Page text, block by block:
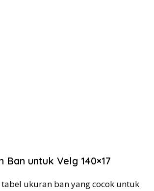
Ban untuk Velg 140×17
ukuran ban yang cocok untuk